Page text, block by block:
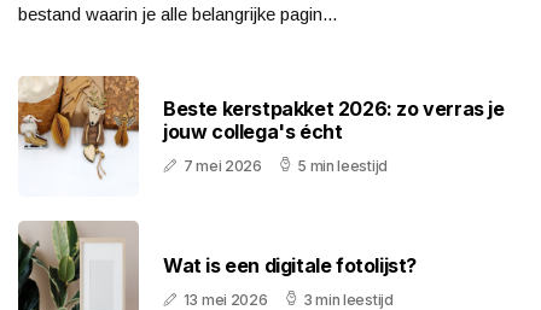
bestand waarin je alle belangrijke pagin...
Beste kerstpakket 2026: zo verras je
jouw collega's écht
7 mei 2026 5 min leestijd
Wat is een digitale fotolijst?
13 mei 2026 3 min leestijd